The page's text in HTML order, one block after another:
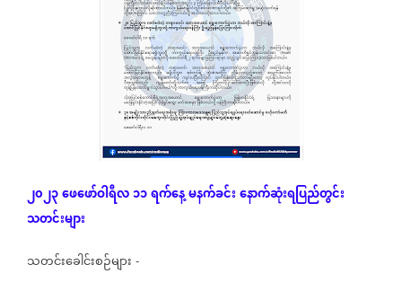
၂၀၂၃ဖေဖော်ဝါရီလ၁၁ရက်နေ့မနက်ခင်းနောက်ဆုံးရပြည်တွင်း
သတင်းများ
သတင်းခေါင်းစဉ်များ -